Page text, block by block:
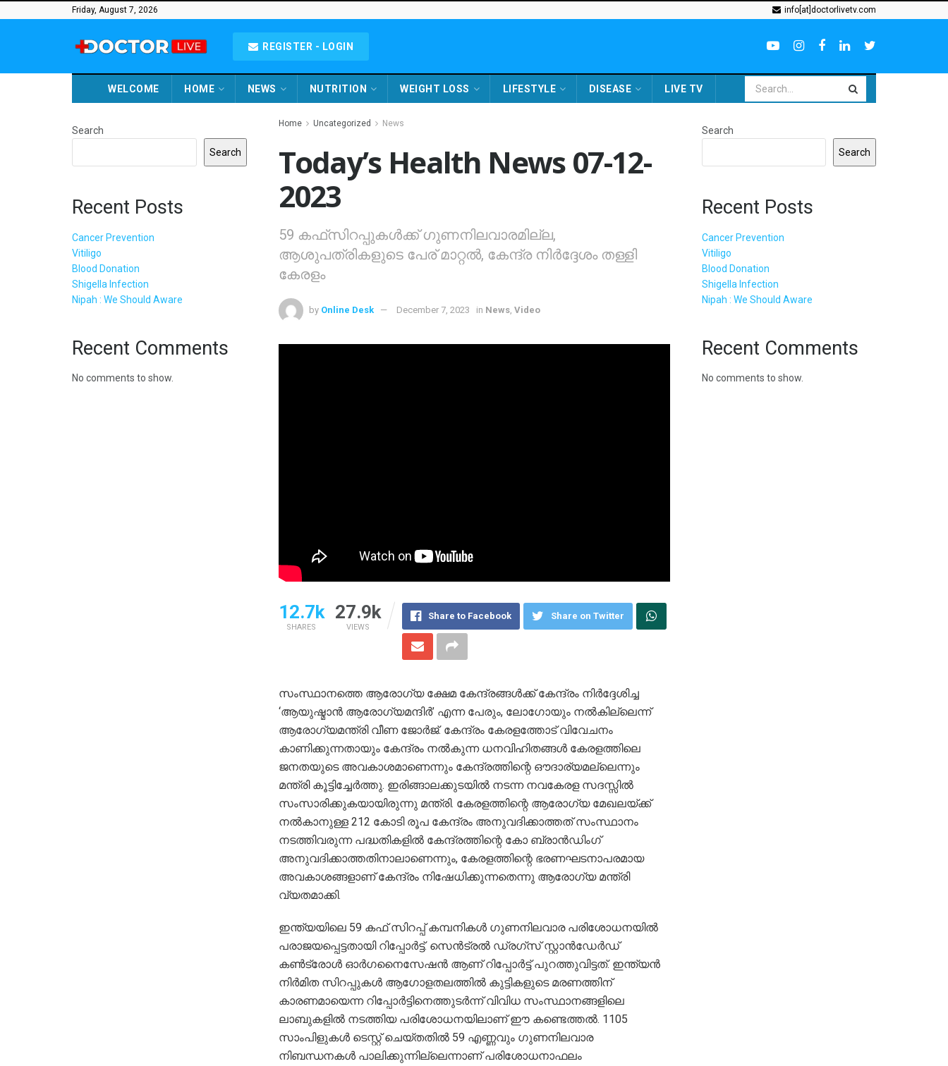
Friday, August 7, 2026 info[at]doctorlivetv.com
REGISTER - LOGIN
WELCOME HOME NEWS NUTRITION WEIGHT LOSS LIFESTYLE DISEASE LIVE TV
Home Uncategorized News
Today’s Health News 07-12-
2023
59 കഫ്‌സിറപ്പുകള്‍ക്ക് ഗുണനിലവാരമില്ല,
ആശുപത്രികളുടെ പേര് മാറ്റല്‍, കേന്ദ്ര നിര്‍ദ്ദേശം തള്ളി
കേരളം
by Online Desk December 7, 2023 in News, Video
12.7k
SHARES
27.9k
VIEWS
Share to Facebook Share on Twitter
സംസ്ഥാനത്തെ ആരോഗ്യ ക്ഷേമ കേന്ദ്രങ്ങള്‍ക്ക് കേന്ദ്രം നിര്‍ദ്ദേശിച്ച
‘ആയുഷ്മാന്‍ ആരോഗ്യമന്ദിര്‍’ എന്ന പേരും, ലോഗോയും നല്‍കില്ലെന്ന്
ആരോഗ്യമന്ത്രി വീണ ജോര്‍ജ്. കേന്ദ്രം കേരളത്തോട് വിവേചനം
കാണിക്കുന്നതായും കേന്ദ്രം നല്‍കുന്ന ധനവിഹിതങ്ങള്‍ കേരളത്തിലെ
ജനതയുടെ അവകാശമാണെന്നും കേന്ദ്രത്തിന്റെ ഔദാര്യമല്ലെന്നും
മന്ത്രി കൂട്ടിച്ചേര്‍ത്തു. ഇരിങ്ങാലക്കുടയില്‍ നടന്ന നവകേരള സദസ്സില്‍
സംസാരിക്കുകയായിരുന്നു മന്ത്രി. കേരളത്തിന്റെ ആരോഗ്യ മേഖലയ്ക്ക്
നല്‍കാനുള്ള 212 കോടി രൂപ കേന്ദ്രം അനുവദിക്കാത്തത് സംസ്ഥാനം
നടത്തിവരുന്ന പദ്ധതികളില്‍ കേന്ദ്രത്തിന്റെ കോ ബ്രാന്‍ഡിംഗ്
അനുവദിക്കാത്തതിനാലാണെന്നും, കേരളത്തിന്റെ ഭരണഘടനാപരമായ
അവകാശങ്ങളാണ് കേന്ദ്രം നിഷേധിക്കുന്നതെന്നു ആരോഗ്യ മന്ത്രി
വ്യതമാക്കി.
ഇന്ത്യയിലെ 59 കഫ് സിറപ്പ് കമ്പനികള്‍ ഗുണനിലവാര പരിശോധനയില്‍
പരാജയപ്പെട്ടതായി റിപ്പോര്‍ട്ട്. സെന്‍ട്രല്‍ ഡ്രഗ്സ് സ്റ്റാന്‍ഡേര്‍ഡ്
കണ്‍ട്രോള്‍ ഓര്‍ഗനൈസേഷന്‍ ആണ് റിപ്പോര്‍ട്ട് പുറത്തുവിട്ടത്. ഇന്ത്യന്‍
നിര്‍മിത സിറപ്പുകള്‍ ആഗോളതലത്തില്‍ കുട്ടികളുടെ മരണത്തിന്
കാരണമായെന്ന റിപ്പോര്‍ട്ടിനെത്തുടര്‍ന്ന് വിവിധ സംസ്ഥാനങ്ങളിലെ
ലാബുകളില്‍ നടത്തിയ പരിശോധനയിലാണ് ഈ കണ്ടെത്തല്‍. 1105
സാംപിളുകള്‍ ടെസ്റ്റ് ചെയ്തതില്‍ 59 എണ്ണവും ഗുണനിലവാര
നിബന്ധനകള്‍ പാലിക്കുന്നില്ലെന്നാണ് പരിശോധനാഫലം
Search
Search
Recent Posts
Cancer Prevention
Vitiligo
Blood Donation
Shigella Infection
Nipah : We Should Aware
Recent Comments
No comments to show.
Search
Search
Recent Posts
Cancer Prevention
Vitiligo
Blood Donation
Shigella Infection
Nipah : We Should Aware
Recent Comments
No comments to show.